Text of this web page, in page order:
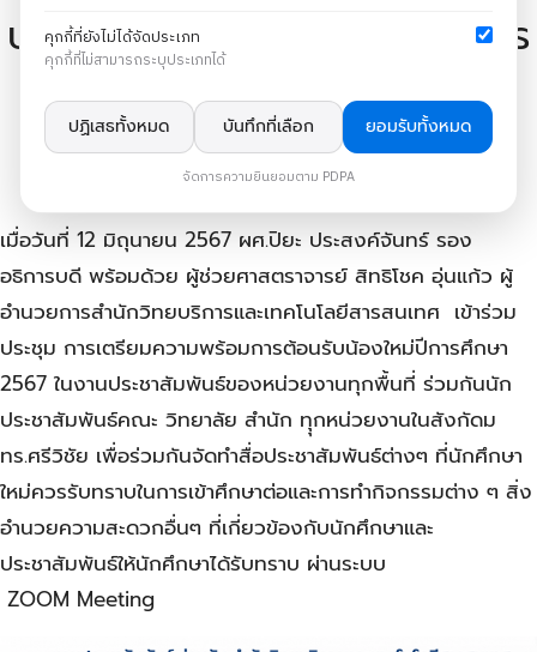
ประชุมการเตรียมความพร้อมการ
ต้อนรับน้องใหม่
12 มิถุนายน 2024
เมื่อวันที่ 12 มิถุนายน 2567 ผศ.ปิยะ ประสงค์จันทร์ รอง
อธิการบดี พร้อมด้วย ผู้ช่วยศาสตราจารย์ สิทธิโชค อุ่นแก้ว ผู้
อำนวยการสำนักวิทยบริการและเทคโนโลยีสารสนเทศ เข้าร่วม
ประชุม การเตรียมความพร้อมการต้อนรับน้องใหม่ปีการศึกษา
2567 ในงานประชาสัมพันธ์ของหน่วยงานทุกพื้นที่ ร่วมกันนัก
ประชาสัมพันธ์คณะ วิทยาลัย สำนัก ทุุกหน่วยงานในสังกัดม
ทร.ศรีวิชัย เพื่อร่วมกันจัดทำสื่อประชาสัมพันธ์ต่างๆ ที่นักศึกษา
ใหม่ควรรับทราบในการเข้าศึกษาต่อและการทำกิจกรรมต่าง ๆ สิ่ง
อำนวยความสะดวกอื่นๆ ที่เกี่ยวข้องกับนักศึกษาและ
ประชาสัมพันธ์ให้นักศึกษาได้รับทราบ ผ่านระบบ
ZOOM Meeting
คุกกี้ที่ยังไม่ได้จัดประเภท
คุกกี้ที่ไม่สามารถระบุประเภทได้
ปฏิเสธทั้งหมด บันทึกที่เลือก ยอมรับทั้งหมด
จัดการความยินยอมตาม PDPA